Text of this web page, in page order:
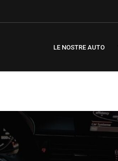
LE NOSTRE AUTO